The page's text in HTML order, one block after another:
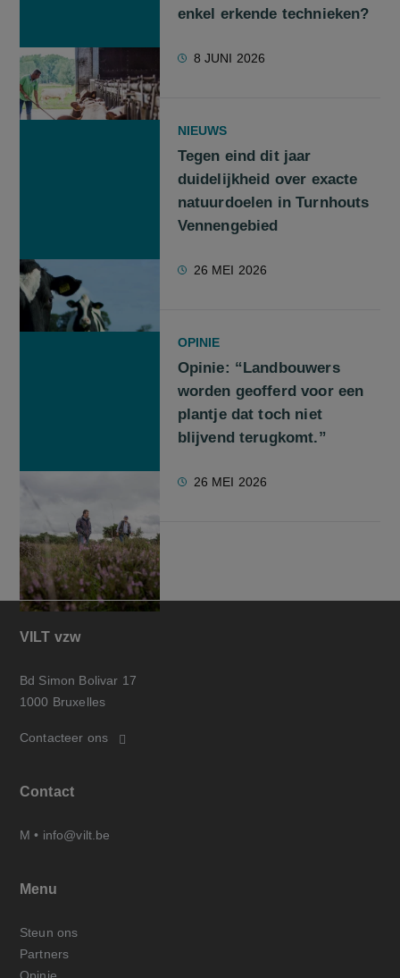
enkel erkende technieken?
8 JUNI 2026
NIEUWS
Tegen eind dit jaar
duidelijkheid over exacte
natuurdoelen in Turnhouts
Vennengebied
26 MEI 2026
OPINIE
Opinie: “Landbouwers
worden geofferd voor een
plantje dat toch niet
blijvend terugkomt.”
26 MEI 2026
VILT vzw
Bd Simon Bolivar 17
1000 Bruxelles
Contacteer ons
Contact
M • info@vilt.be
Menu
Steun ons
Partners
Opinie